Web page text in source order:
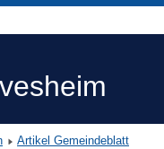
Artikel Gemeindeblatt